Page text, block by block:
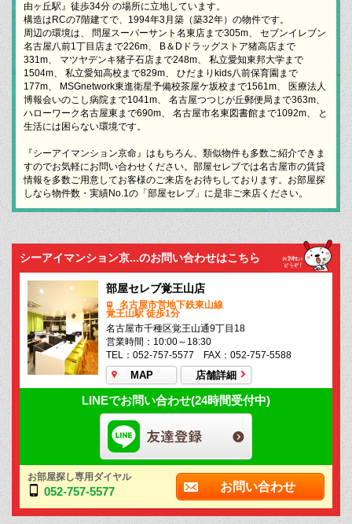
由ヶ丘駅』徒歩34分 の場所に立地しています。
構造はRCの7階建てで、1994年3月築（築32年）の物件です。
周辺の環境は、 問屋スーパーサント名東店まで305m、 セブンイレブン
名古屋八前1丁目店まで226m、 B＆Dドラッグストア猪高店まで
331m、 マツヤデンキ猪子石店まで248m、 私立愛知東邦大学まで
1504m、 私立愛知高校まで829m、 ひだまりkids八前保育園まで
177m、 MSGnetwork東進衛星予備校茶屋ケ坂校まで1561m、 医療法人
博報会いのこし病院まで1041m、 名古屋つつじが丘郵便局まで363m、
ハローワーク名古屋東まで690m、 名古屋市名東図書館まで1092m、 と
生活には困らない環境です。
『シーアイマンション京命』はもちろん、類似物件も多数ご紹介できま
すのでお気軽にお問い合わせください。部屋セレブでは名古屋市の賃貸
情報を多数ご用意してお客様のご来店をお待ちしております。お部屋探
しなら物件数・実績No.1の「部屋セレブ」に是非ご来店ください。
シーアイマンション京...のお問い合わせはこちら
部屋セレブ覚王山店
名古屋市営地下鉄東山線
覚王山駅 徒歩1分
名古屋市千種区覚王山通9丁目18
営業時間：10:00～18:30
TEL：052-757-5577 FAX：052-757-5588
MAP 店舗詳細
LINEでお問い合わせ(24時間受付中)
お部屋探し専用ダイヤル
052-757-5577 お問い合わせ